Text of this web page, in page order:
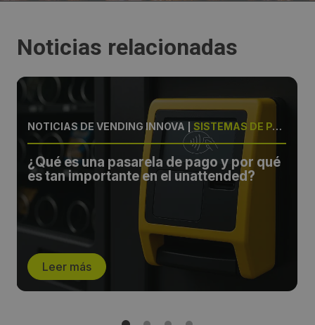
Noticias relacionadas
NOTICIAS DE VENDING INNOVA SISTEMAS DE PAGO Y GESTIÓN
¿Qué es una pasarela de pago y por qué
es tan importante en el unattended?
Leer más